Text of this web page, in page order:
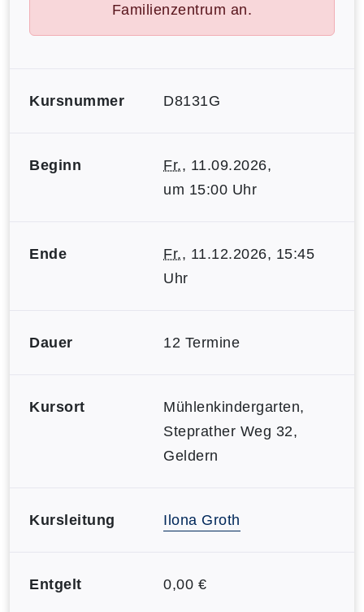
Familienzentrum an.
Kursnummer D8131G
Beginn Fr., 11.09.2026,
um 15:00 Uhr
Ende Fr., 11.12.2026, 15:45
Uhr
Dauer 12 Termine
Kursort
Mühlenkindergarten,
Steprather Weg 32,
Geldern
Kursleitung Ilona Groth
Entgelt 0,00 €